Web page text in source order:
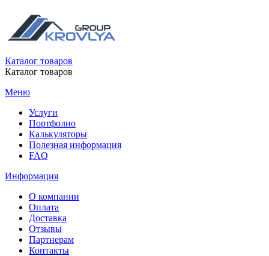
Каталог товаров
Каталог товаров
Меню
Услуги
Портфолио
Калькуляторы
Полезная информация
FAQ
Информация
О компании
Оплата
Доставка
Отзывы
Партнерам
Контакты